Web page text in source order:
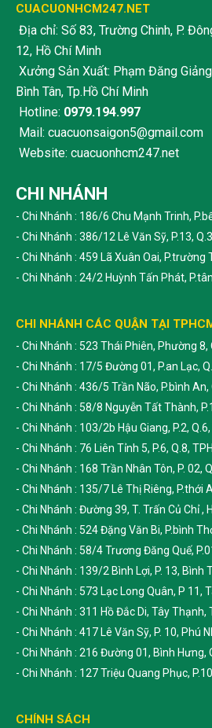
CUACUONHCM247.NET
Địa chỉ: Số 83, Trường Chinh, P.
12, Hồ Chí Minh
Xưởng Sản Xuất: Phạm Đăng
Bình Tân, Tp.Hồ Chí Minh
Hotline: 0979.194.997
Mail: cuacuonsaigon5@gmail.com
Website: cuacuonhcm247.net
CHI NHÁNH
- Chi Nhánh : 186/6 Chu Mạnh Trinh,
- Chi Nhánh : 386/12 Lê Văn Sỹ, P.13,
- Chi Nhánh : 459 Lã Xuân Oai, P.trường
- Chi Nhánh : 24/2 Huỳnh Tấn Phát,
CHI NHÁNH CÁC QUẬN TẠI
- Chi Nhánh : 523 Thái Phiên, Phường 8,
- Chi Nhánh : 17/5 Đường 01, P.an Lạc,
- Chi Nhánh : 436/5 Trần Não, P.bình An,
- Chi Nhánh : 58/8 Nguyễn Tất Thành,
- Chi Nhánh : 103/2b Hậu Giang, P.2,
- Chi Nhánh : 76 Liên Tỉnh 5, P.6, Q.8,
- Chi Nhánh : 168 Trần Nhân Tôn, P. 02,
- Chi Nhánh : 135/7 Lê Thị Riêng, P.thới
- Chi Nhánh : Đường 39, T. Trấn Củ Chỉ ,
- Chi Nhánh : 524 Đặng Văn Bi, P.bình
- Chi Nhánh : 58/4 Trương Đăng Quế,
- Chi Nhánh : 139/2 Bình Lợi, P. 13, Bình
- Chi Nhánh : 573 Lạc Long Quân, P 11,
- Chi Nhánh : 311 Hồ Đắc Di, Tây Thạnh,
- Chi Nhánh : 417 Lê Văn Sỹ, P. 10, Phú
- Chi Nhánh : 216 Đường 01, Bình Hưng,
- Chi Nhánh : 127 Triệu Quang Phục,
CHÍNH SÁCH